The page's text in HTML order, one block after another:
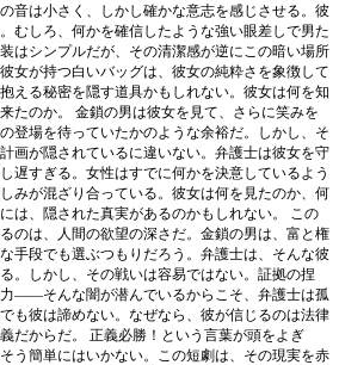
音は小さく、しかし確かな意志を感じさせる。彼
むしろ、何かを確信したような強い眼差しで男た
はシンプルだが、その清潔感が逆にこの暗い場所
女が持つ白いバッグは、彼女の純粋さを象徴して
える秘密を隠す道具かもしれない。彼女は何を知
たのか。 金鎖の男は彼女を見て、さらに笑みを
登場を待っていたかのような余裕だ。しかし、そ
画が隠されているに違いない。弁護士は彼女を守
遅すぎる。女性はすでに何かを決意しているよう
みが混ざり合っている。彼女は何を見たのか、何
は、隠された真実があるのかもしれない。 この
のは、人間の欲望の深さだ。金鎖の男は、富と権
手段でも選ぶつもりだろう。弁護士は、そんな彼
。しかし、その戦いは容易ではない。証拠の捏
――そんな闇が潜んでいるからこそ、弁護士は孤
も彼は諦めない。なぜなら、彼が信じるのは法律
だからだ。 正義必勝！という言葉が頭をよぎ
う簡単にはいかない。この短劇は、その現実を赤